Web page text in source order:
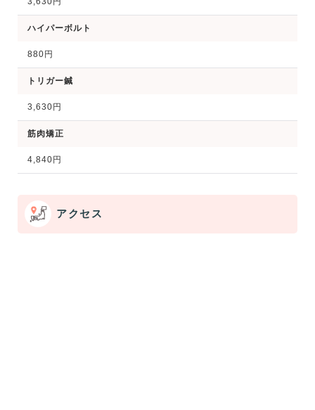
ハイパーボルト
880円
トリガー鍼
3,630円
筋肉矯正
4,840円
アクセス